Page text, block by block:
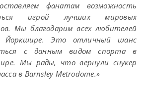
фанатам возможность
игрой лучших мировых
Мы благодарим всех любителей
Йоркшире. Это отличный шанс
с данным видом спорта в
Мы рады, что вернули снукер
в Barnsley Metrodome.»